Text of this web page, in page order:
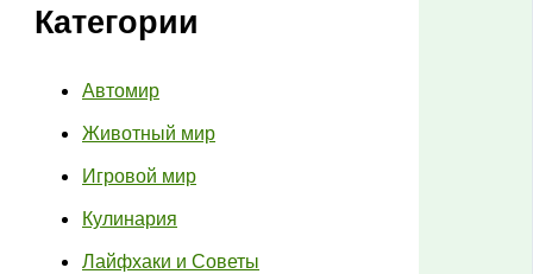
Категории
Автомир
Животный мир
Игровой мир
Кулинария
Лайфхаки и Советы